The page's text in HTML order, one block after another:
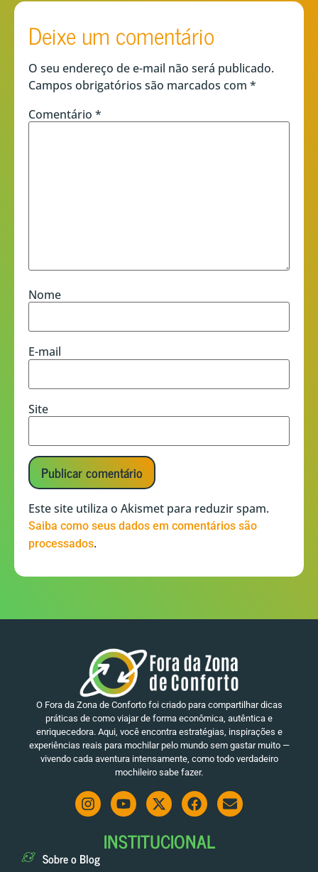
Deixe um comentário
O seu endereço de e-mail não será publicado.
Campos obrigatórios são marcados com *
Comentário *
Nome
E-mail
Site
Este site utiliza o Akismet para reduzir spam.
Saiba como seus dados em comentários são
processados.
O Fora da Zona de Conforto foi criado para compartilhar dicas
práticas de como viajar de forma econômica, autêntica e
enriquecedora. Aqui, você encontra estratégias, inspirações e
experiências reais para mochilar pelo mundo sem gastar muito —
vivendo cada aventura intensamente, como todo verdadeiro
mochileiro sabe fazer.
INSTITUCIONAL
Sobre o Blog